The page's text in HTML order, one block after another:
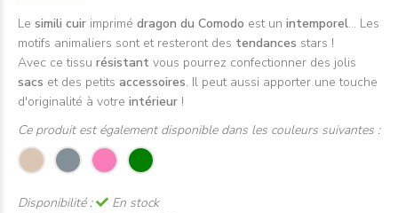
Le simili cuir imprimé dragon du Comodo est un intemporel... Les
motifs animaliers sont et resteront des tendances stars !
Avec ce tissu résistant vous pourrez confectionner des jolis
sacs et des petits accessoires. Il peut aussi apporter une touche
d'originalité à votre intérieur !
Ce produit est également disponible dans les couleurs suivantes :
Disponibilité :
En stock